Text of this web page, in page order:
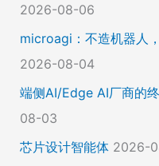
2026-08-06
microagi：不造机器人
2026-08-04
端侧AI/Edge AI厂商的
08-03
芯片设计智能体 2026-